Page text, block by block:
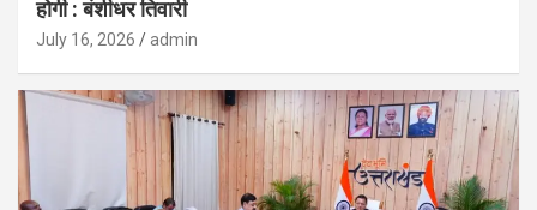
होगी : बंशीधर तिवारी
July 16, 2026 admin